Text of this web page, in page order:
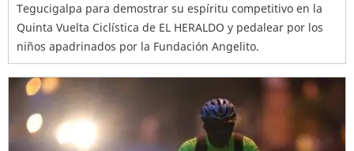
Tegucigalpa para demostrar su espíritu competitivo en la
Quinta Vuelta Ciclística de EL HERALDO y pedalear por los
niños apadrinados por la Fundación Angelito.